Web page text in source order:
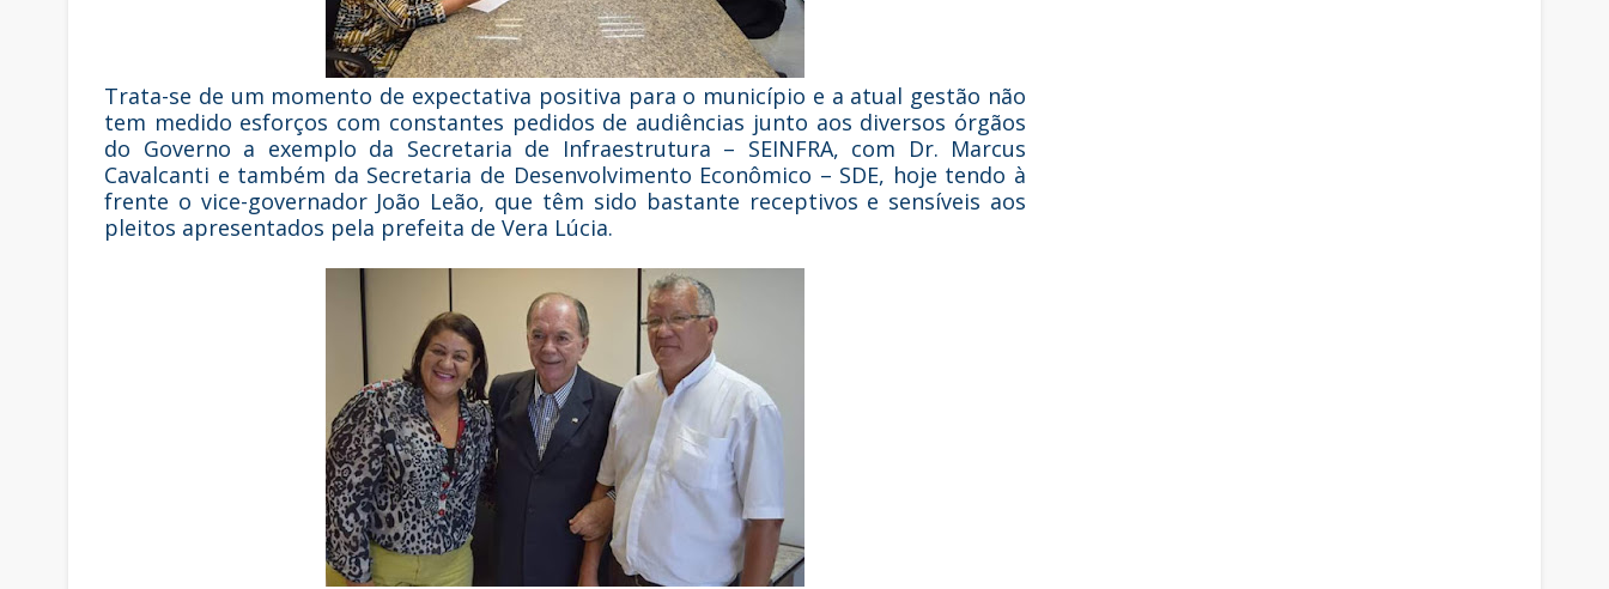
Trata-se de um momento de expectativa positiva para o município e a atual gestão não
tem medido esforços com constantes pedidos de audiências junto aos diversos órgãos
do Governo a exemplo da Secretaria de Infraestrutura – SEINFRA, com Dr. Marcus
Cavalcanti e também da Secretaria de Desenvolvimento Econômico – SDE, hoje tendo à
frente o vice-governador João Leão, que têm sido bastante receptivos e sensíveis aos
pleitos apresentados pela prefeita de Vera Lúcia.